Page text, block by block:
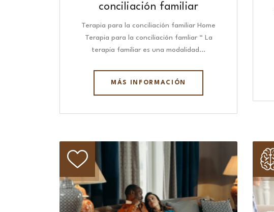
conciliación familiar
Terapia para la conciliación familiar Home
Terapia para la conciliación famliar “ La
terapia familiar es una modalidad…
MÁS INFORMACIÓN